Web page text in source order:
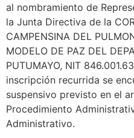
al nombramiento de
la Junta Directiva de la
CAMPENSINA DEL
MODELO DE PAZ DEL
PUTUMAYO, NIT
inscripción recurrida se
suspensivo previsto en el
Procedimiento
Administrativo.